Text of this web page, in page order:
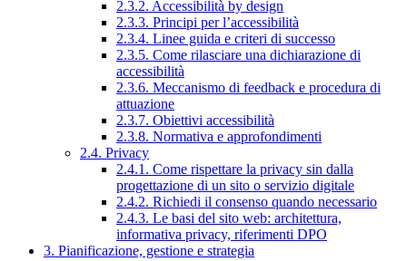
2.3.2. Accessibilità by design
2.3.3. Principi per l’accessibilità
2.3.4. Linee guida e criteri di successo
2.3.5. Come rilasciare una dichiarazione di
accessibilità
2.3.6. Meccanismo di feedback e procedura di
attuazione
2.3.7. Obiettivi accessibilità
2.3.8. Normativa e approfondimenti
2.4. Privacy
2.4.1. Come rispettare la privacy sin dalla
progettazione di un sito o servizio digitale
2.4.2. Richiedi il consenso quando necessario
2.4.3. Le basi del sito web: architettura,
informativa privacy, riferimenti DPO
3. Pianificazione, gestione e strategia